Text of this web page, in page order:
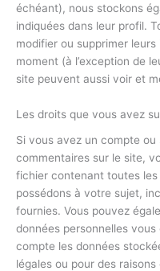
échéant), nous stockons
indiquées dans leur profil.
modifier ou supprimer
moment (à l’exception de
site peuvent aussi voir et
Les droits que vous avez
Si vous avez un compte
commentaires sur le site,
fichier contenant toutes les
possédons à votre sujet,
fournies. Vous pouvez
données personnelles
compte les données
légales ou pour des